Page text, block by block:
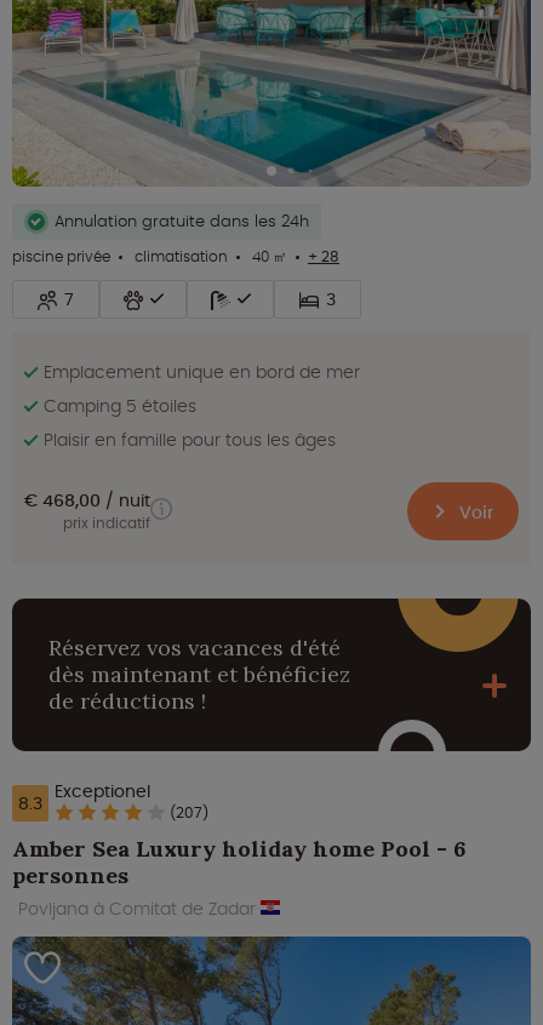
Annulation gratuite dans les 24h
piscine privée
climatisation 40 ㎡ + 28
7 3
Emplacement unique en bord de mer
Camping 5 étoiles
Plaisir en famille pour tous les âges
€ 468,00 nuit
prix indicatif Voir
Réservez vos vacances d'été
dès maintenant et bénéficiez
de réductions !
8.3 Exceptionel
(207)
Amber Sea Luxury holiday home Pool - 6
personnes
Povljana à Comitat de Zadar